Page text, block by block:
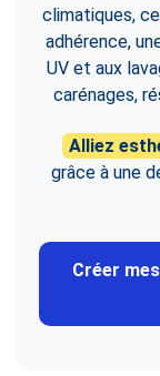
climatiques,
adhérence,
UV et aux
carénages,
Alliez
grâce à une
Créer